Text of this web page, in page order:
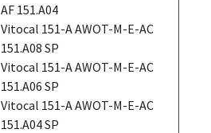
AF 151.A04
Vitocal 151-A AWOT-M-E-AC
151.A08 SP
Vitocal 151-A AWOT-M-E-AC
151.A06 SP
Vitocal 151-A AWOT-M-E-AC
151.A04 SP